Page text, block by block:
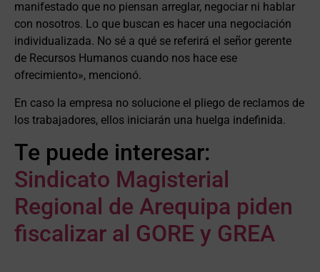
manifestado que no piensan arreglar, negociar ni hablar
con nosotros. Lo que buscan es hacer una negociación
individualizada. No sé a qué se referirá el señor gerente
de Recursos Humanos cuando nos hace ese
ofrecimiento», mencionó.
En caso la empresa no solucione el pliego de reclamos de
los trabajadores, ellos iniciarán una huelga indefinida.
Te puede interesar:
Sindicato Magisterial
Regional de Arequipa piden
fiscalizar al GORE y GREA